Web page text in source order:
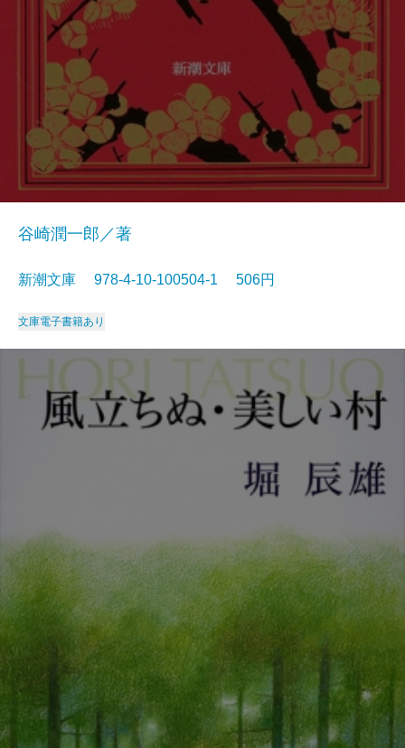
谷崎潤一郎／著
新潮文庫 978-4-10-100504-1 506円
文庫電子書籍あり